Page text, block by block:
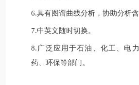
6.具有图谱曲线分析，协助分析含
7.中英文随时切换。
8.广泛应用于石油、化工、电
药、环保等部门。